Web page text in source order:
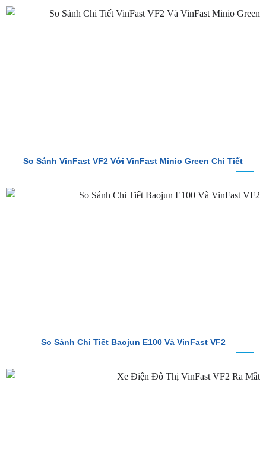
So Sánh VinFast VF2 Với VinFast Minio Green Chi Tiết
So Sánh Chi Tiết Baojun E100 Và VinFast VF2